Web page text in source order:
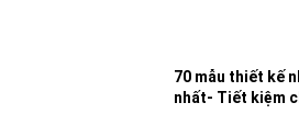
70 mẫu thiết kế
nhất- Tiết kiệm